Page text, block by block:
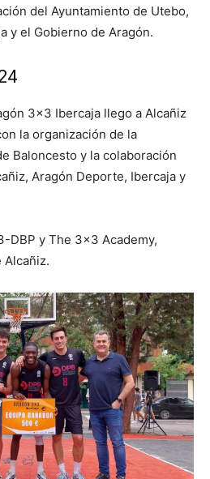
del Ayuntamiento de Utebo,
y el Gobierno de Aragón.
3×3 Ibercaja llego a Alcañiz
la organización de la
Baloncesto y la colaboración
Aragón Deporte, Ibercaja y
DBP y The 3×3 Academy,
Alcañiz.